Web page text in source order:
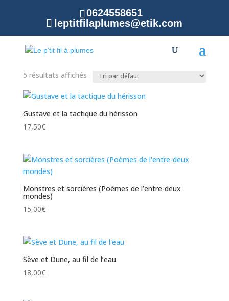
0624558651
leptitfilaplumes@etik.com
Accueil/ Produit Localisation de l'auteur / Ille et Vilaine
Ille et Vilaine
5 résultats affichés
Gustave et la tactique du hérisson
17,50€
Monstres et sorcières (Poèmes de l’entre-deux
mondes)
15,00€
Sève et Dune, au fil de l’eau
18,00€